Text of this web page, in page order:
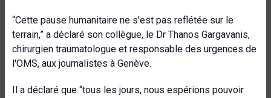
“Cette pause humanitaire ne s'est pas reflétée sur le
terrain,” a déclaré son collègue, le Dr Thanos Gargavanis,
chirurgien traumatologue et responsable des urgences de
l'OMS, aux journalistes à Genève.
Il a déclaré que “tous les jours, nous espérions pouvoir